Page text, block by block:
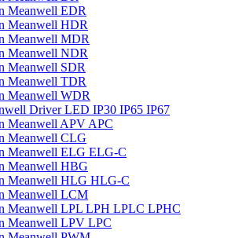
Meanwell EDR
Meanwell HDR
Meanwell MDR
Meanwell NDR
Meanwell SDR
Meanwell TDR
Meanwell WDR
Driver LED IP30 IP65 IP67
Meanwell APV APC
Meanwell CLG
Meanwell ELG ELG-C
Meanwell HBG
Meanwell HLG HLG-C
Meanwell LCM
Meanwell LPL LPH LPLC LPHC
Meanwell LPV LPC